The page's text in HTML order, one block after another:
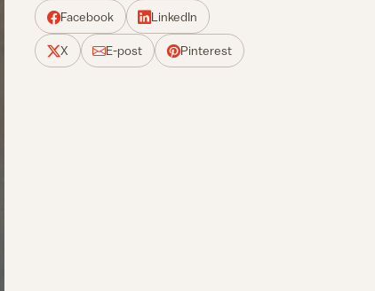
Facebook LinkedIn
X E-post Pinterest